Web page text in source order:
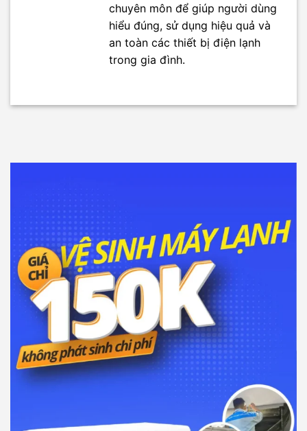
chuyên môn để giúp người dùng
hiểu đúng, sử dụng hiệu quả và
an toàn các thiết bị điện lạnh
trong gia đình.